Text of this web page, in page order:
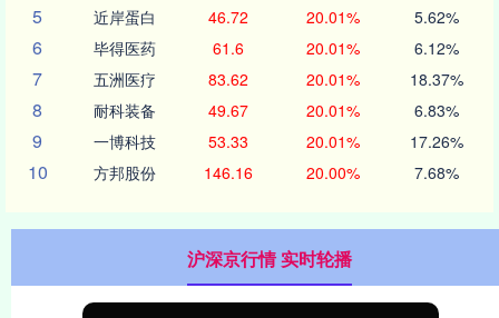
5 近岸蛋白 46.72 20.01% 5.62%
6 毕得医药 61.6 20.01% 6.12%
7 五洲医疗 83.62 20.01% 18.37%
8 耐科装备 49.67 20.01% 6.83%
9 一博科技 53.33 20.01% 17.26%
10 方邦股份 146.16 20.00% 7.68%
沪深京行情 实时轮播